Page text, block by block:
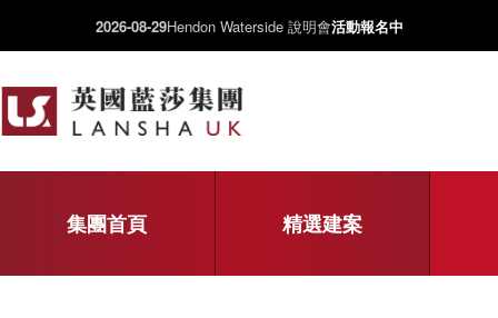
2026-08-29Hendon Waterside 說明會活動報名中
集團首頁 精選建案